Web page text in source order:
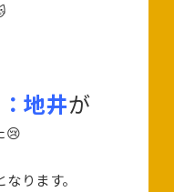
地井が
😢
ります。